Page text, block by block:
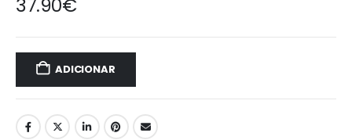
37.90€
ADICIONAR